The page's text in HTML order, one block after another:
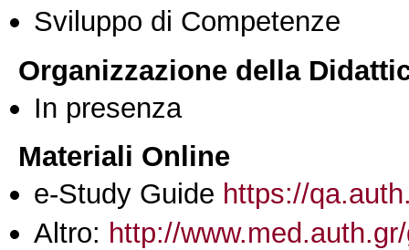
Sviluppo di Competenze
Organizzazione della
In presenza
Materiali Online
e-Study Guide https://
Altro: http://